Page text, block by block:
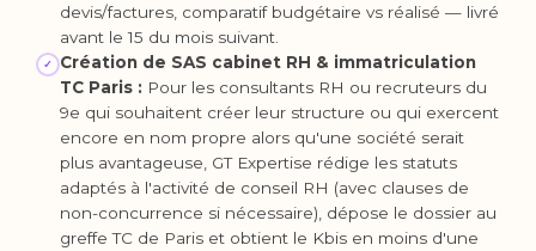
devis/factures, comparatif budgétaire vs réalisé — livré
avant le 15 du mois suivant.
✓
Création de SAS cabinet RH & immatriculation
TC Paris : Pour les consultants RH ou recruteurs du
9e qui souhaitent créer leur structure ou qui exercent
encore en nom propre alors qu'une société serait
plus avantageuse, GT Expertise rédige les statuts
adaptés à l'activité de conseil RH (avec clauses de
non-concurrence si nécessaire), dépose le dossier au
greffe TC de Paris et obtient le Kbis en moins d'une